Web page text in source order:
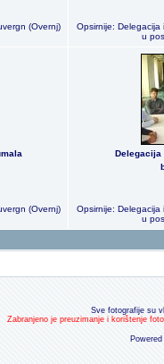
(Overnj)
Opsirnije: Delegacija
u
(Overnj)
Delegacija
Opsirnije: Delegacija
u
Sve fotografije su
Zabranjeno je preuzimanje i korištenje